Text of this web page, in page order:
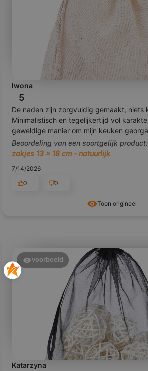
Toon origineel
Iwona
5
De naden zijn zorgvuldig gemaakt, niets
Minimalistisch en tegelijkertijd vol
geweldige manier om mijn keuken
Beoordeling van een soortgelijk product:
zakjes 13 x 18 cm - natuurlijk
7/14/2026
0
0
voorbeeld
Katarzyna